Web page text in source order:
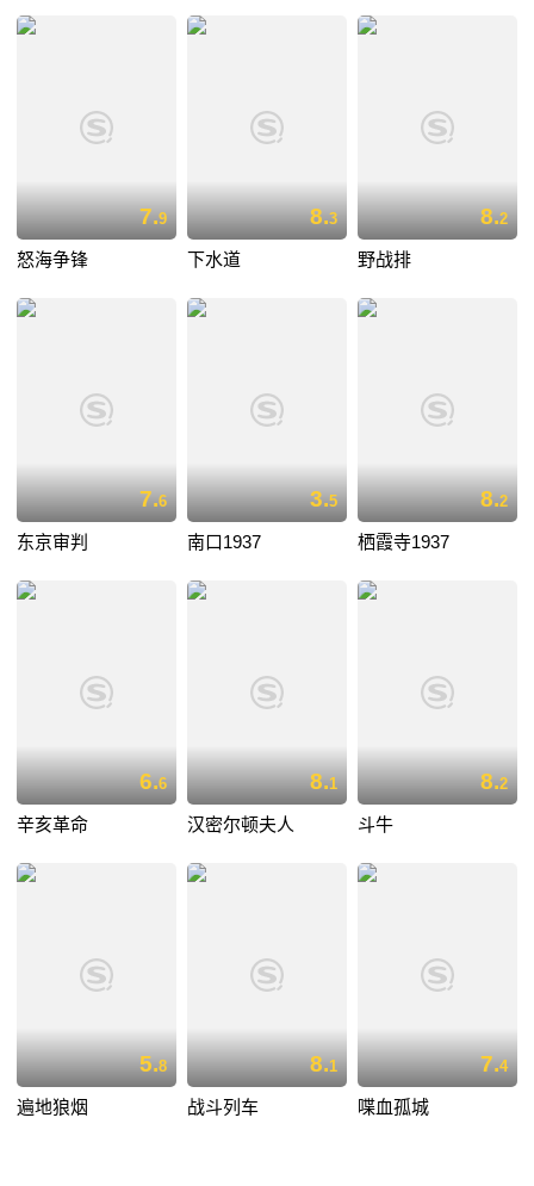
7.9
怒海争锋
8.3
下水道
8.2
野战排
7.6
东京审判
3.5
南口1937
8.2
栖霞寺1937
6.6
辛亥革命
8.1
汉密尔顿夫人
8.2
斗牛
5.8
遍地狼烟
8.1
战斗列车
7.4
喋血孤城